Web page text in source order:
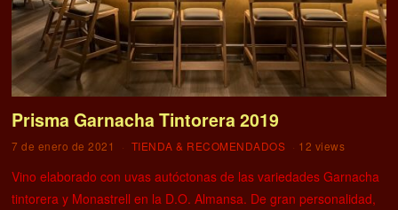
Prisma Garnacha Tintorera 2019
7 de enero de 2021 TIENDA & RECOMENDADOS 12 views
Vino elaborado con uvas autóctonas de las variedades Garnacha
tintorera y Monastrell en la D.O. Almansa. De gran personalidad,